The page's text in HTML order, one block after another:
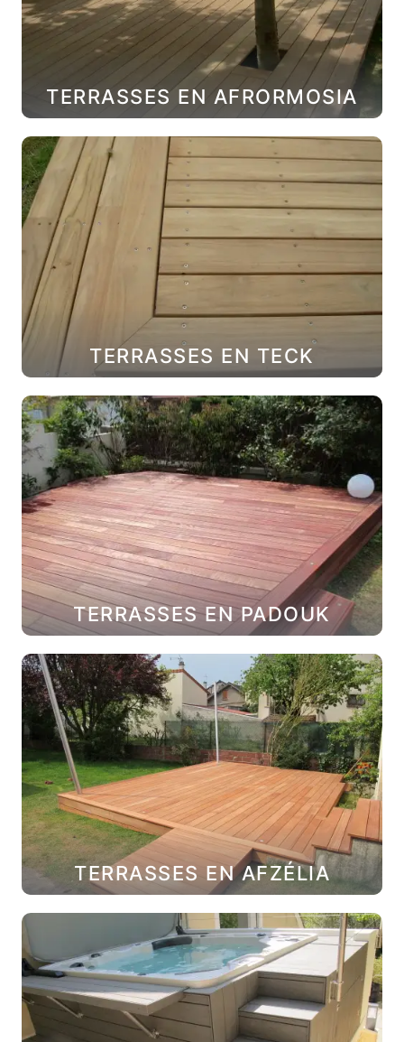
TERRASSES EN AFRORMOSIA
TERRASSES EN TECK
TERRASSES EN PADOUK
TERRASSES EN AFZÉLIA